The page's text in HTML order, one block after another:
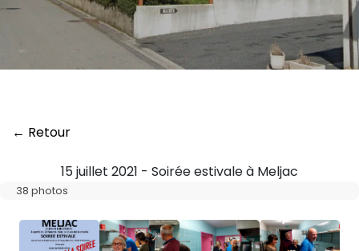
← Retour
15 juillet 2021 - Soirée estivale à Meljac
38 photos